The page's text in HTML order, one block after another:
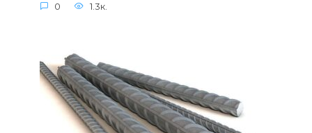
0 1.3к.